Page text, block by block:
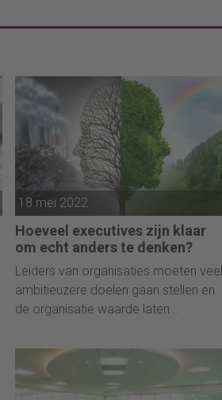
18 mei 2022
Hoeveel executives zijn klaar
om echt anders te denken?
Leiders van organisaties moeten veel
ambitieuzere doelen gaan stellen en
de organisatie waarde laten
van eraan te onttrekken. Dat stellen
oud-CEO Paul Polman en Andrew
Winston in hun nieuwe boek ‘Net